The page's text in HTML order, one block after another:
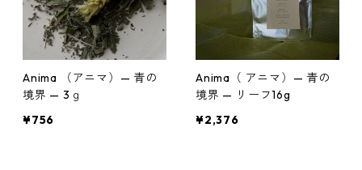
Anima （アニマ）— 青の
境界 — 3ｇ
¥756
Anima（ アニマ）— 青の
境界 — リーフ16g
¥2,376